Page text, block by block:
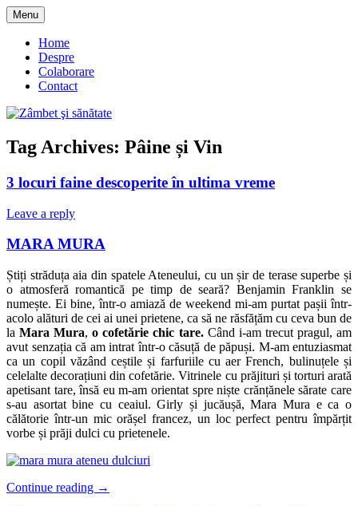
Skip
to
content
Zâmbet şi sănătate
Menu
Home
Despre
Colaborare
Contact
Tag Archives: Pâine și Vin
3 locuri faine descoperite în ultima vreme
Leave a reply
MARA MURA
Știți străduța aia din spatele Ateneului, cu un șir de terase superbe și
o atmosferă romantică pe timp de seară? Benjamin Franklin se
numește. Ei bine, într-o amiază de weekend mi-am purtat pașii într-
acolo alături de cei ai unei prietene, ca să ne răsfățăm cu ceva bun de
laMara Mura,o cofetărie chic tare.Când i-am trecut pragul, am
avut senzația că am intrat într-o căsuță de păpuși. M-am entuziasmat
ca un copil văzând ceștile și farfuriile cu aer French, bulinuțele și
celelalte decorațiuni din cofetărie. Vitrinele cu prăjituri și torturi arată
apetisant tare, însă eu m-am orientat spre niște crănțănele sărate care
s-au asortat bine cu ceaiul. Girly și jucăușă, Mara Mura e ca o
călătorie într-un mic orășel francez, un loc perfect pentru împărțit
vorbe și prăji dulci cu prietenele.
Continue reading →